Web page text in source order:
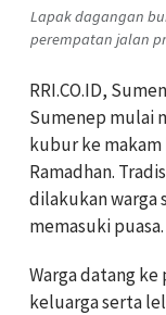
Lapak dagangan
perempatan jalan
RRI.CO.ID,
Sumenep mulai
kubur ke
Ramadhan.
dilakukan warga
memasuki puasa.
Warga datang
keluarga serta